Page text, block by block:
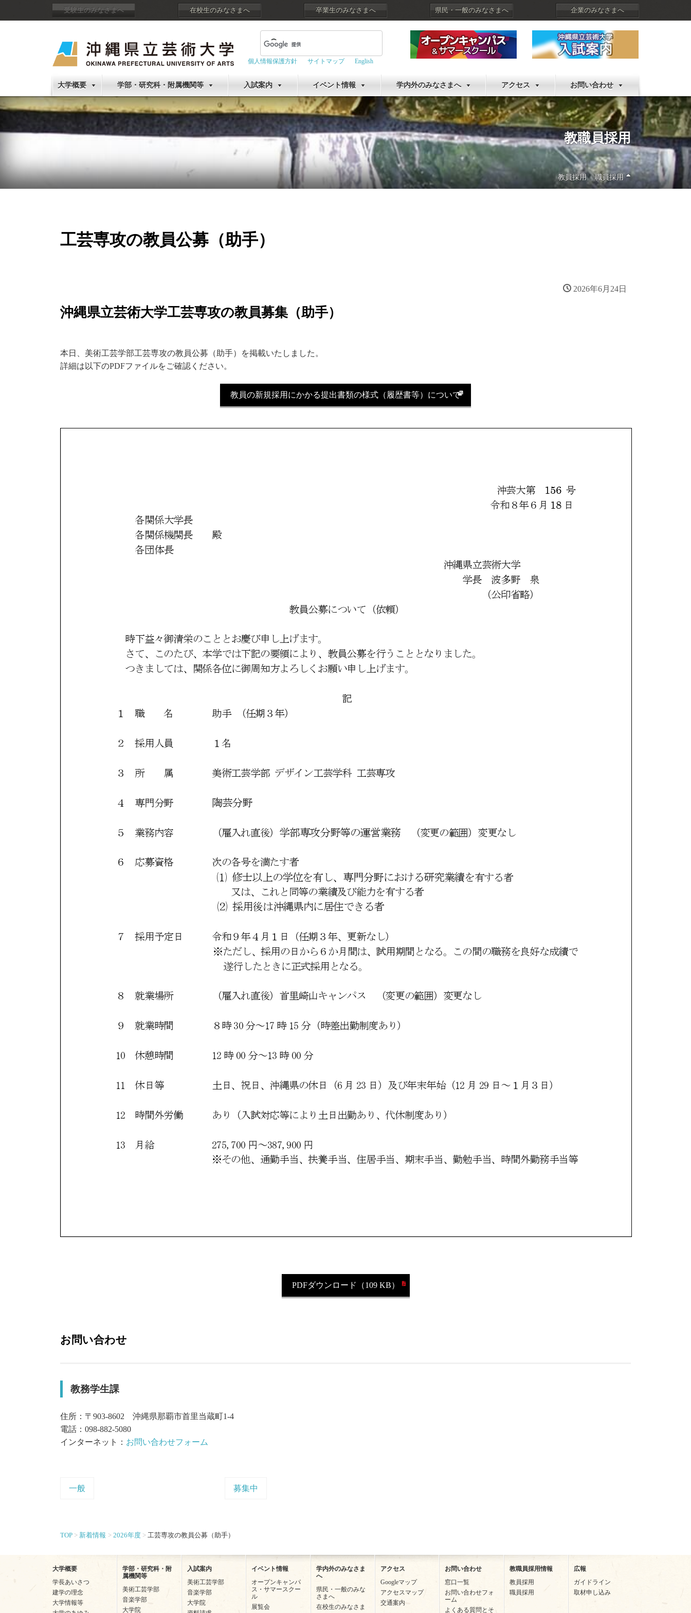
受験生のみなさまへ 在校生のみなさまへ 卒業生のみなさまへ 県民・一般のみなさまへ 企業のみなさまへ
個人情報保護方針 サイトマップ English
大学概要 学部・研究科・附属機関等 入試案内 イベント情報 学内外のみなさまへ アクセス お問い合わせ
教職員採用
教員採用 職員採用
工芸専攻の教員公募（助手）
2026年6月24日
沖縄県立芸術大学工芸専攻の教員募集（助手）
本日、美術工芸学部工芸専攻の教員公募（助手）を掲載いたしました。
詳細は以下のPDFファイルをご確認ください。
教員の新規採用にかかる提出書類の様式（履歴書等）について
PDFダウンロード（109 KB）
お問い合わせ
教務学生課
住所：〒903-8602 沖縄県那覇市首里当蔵町1-4
電話：098-882-5080
インターネット： お問い合わせフォーム
一般 募集中
TOP 新着情報 2026年度 工芸専攻の教員公募（助手）
大学概要
学長あいさつ
建学の理念
大学情報等
学部・研究科・附
属機関等
美術工芸学部
音楽学部
大学院
入試案内
美術工芸学部
音楽学部
大学院
イベント情報
オープンキャンパ
ス・サマースクー
ル
展覧会
学内外のみなさま
へ
県民・一般のみな
さまへ
在校生のみなさま
アクセス
Googleマップ
アクセスマップ
交通案内
お問い合わせ
窓口一覧
お問い合わせフォ
ーム
よくある質問とそ
教職員採用情報
教員採用
職員採用
広報
ガイドライン
取材申し込み